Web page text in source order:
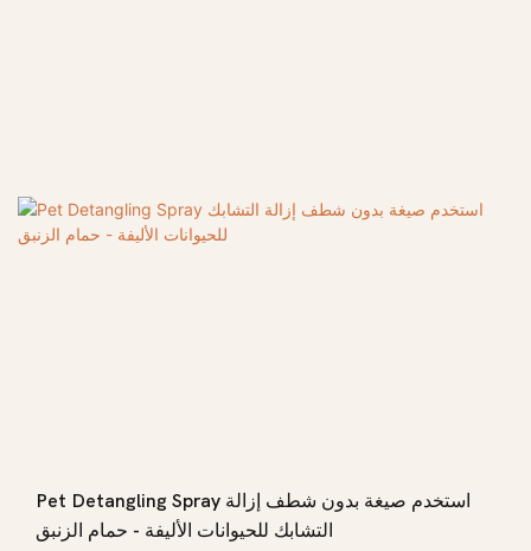
Pet Detangling Spray استخدم صيغة بدون شطف إزالة
التشابك للحيوانات الأليفة - حمام الزنبق